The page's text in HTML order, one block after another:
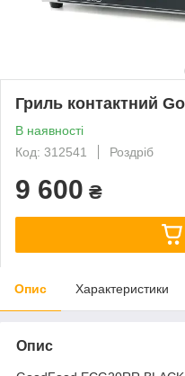
Гриль контактний
В наявності
Код: 312541
Роздріб
9 600 ₴
Опис Характеристики
Опис